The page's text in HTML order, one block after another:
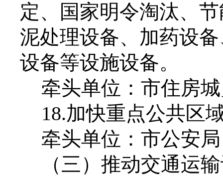
定、国家明令淘汰、
泥处理设备、加药设
设备等设施设备。
牵头单位：市住房
18.加快重点公共区
牵头单位：市公安局
（三）推动交通运